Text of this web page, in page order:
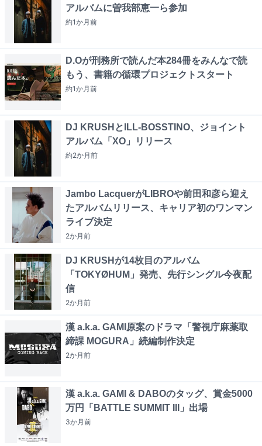
アルバムに曽我部恵一ら参加
約1か月前
D.Oが刑務所で読んだ本284冊をみんなで読
もう、書籍の循環プロジェクトスタート
約1か月前
DJ KRUSHとILL-BOSSTINO、ジョイント
アルバム「XO」リリース
約2か月前
Jambo LacquerがLIBROや前田和彦ら迎え
たアルバムリリース、キャリア初のワンマン
ライブ決定
2か月前
DJ KRUSHが14枚目のアルバム
「TOKYØHUM」発売、先行シングル今夜配
信
2か月前
漢 a.k.a. GAMI原案のドラマ「警視庁麻薬取
締課 MOGURA」続編制作決定
2か月前
漢 a.k.a. GAMI & DABOのタッグ、賞金5000
万円「BATTLE SUMMIT III」出場
3か月前